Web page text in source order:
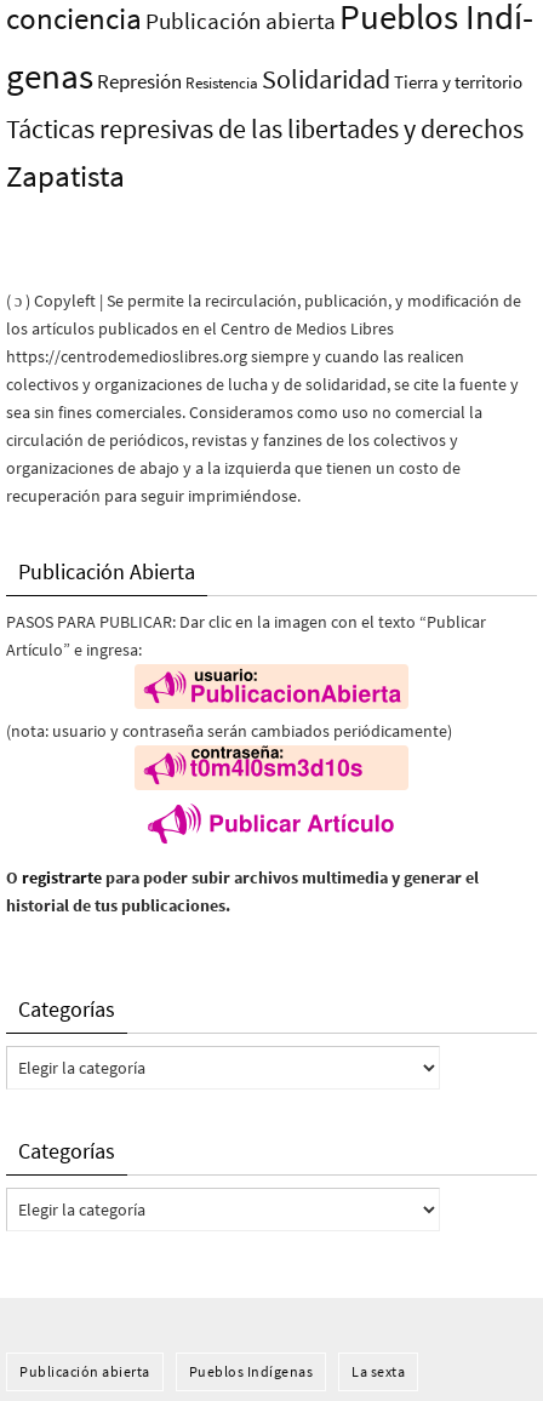
conciencia Publicación abierta Pueblos Indí­
genasRepresión Resistencia Solidaridad Tierra y territorio
Tácticas represivas de las libertades y derechos
Zapatista
( ɔ ) Copyleft | Se permite la recirculación, publicación, y modificación de
los artículos publicados en el Centro de Medios Libres
https://centrodemedioslibres.org siempre y cuando las realicen
colectivos y organizaciones de lucha y de solidaridad, se cite la fuente y
sea sin fines comerciales. Consideramos como uso no comercial la
circulación de periódicos, revistas y fanzines de los colectivos y
organizaciones de abajo y a la izquierda que tienen un costo de
recuperación para seguir imprimiéndose.
Publicación Abierta
PASOS PARA PUBLICAR: Dar clic en la imagen con el texto “Publicar
Artículo” e ingresa:
(nota: usuario y contraseña serán cambiados periódicamente)
O registrarte para poder subir archivos multimedia y generar el
historial de tus publicaciones.
Categorías
Categorías
Categorías
Categorías
Publicación abierta Pueblos Indí­genas La sexta